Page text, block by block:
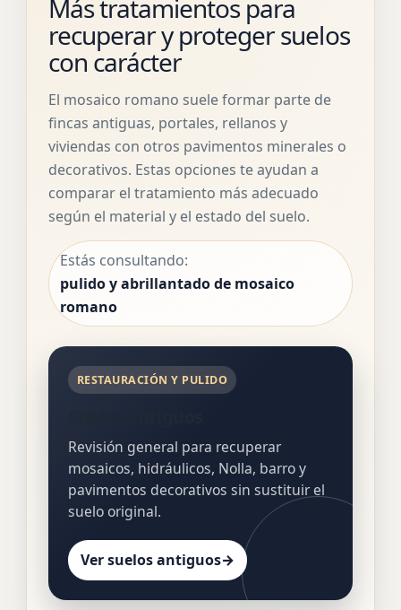
Más tratamientos para
recuperar y proteger suelos
con carácter
El mosaico romano suele formar parte de
fincas antiguas, portales, rellanos y
viviendas con otros pavimentos minerales o
decorativos. Estas opciones te ayudan a
comparar el tratamiento más adecuado
según el material y el estado del suelo.
Estás consultando:
pulido y abrillantado de mosaico
romano
RESTAURACIÓN Y PULIDO
Revisión general para recuperar
mosaicos, hidráulicos, Nolla, barro y
pavimentos decorativos sin sustituir el
suelo original.
Ver suelos antiguos→